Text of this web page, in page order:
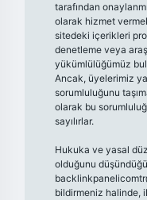
tarafından
olarak hizmet
sitedeki içerikleri
denetleme veya
yükümlülüğümüz
Ancak, üyelerimiz
sorumluluğunu
olarak bu
sayılırlar.
Hukuka ve yasal
olduğunu
bildirmeniz halinde,